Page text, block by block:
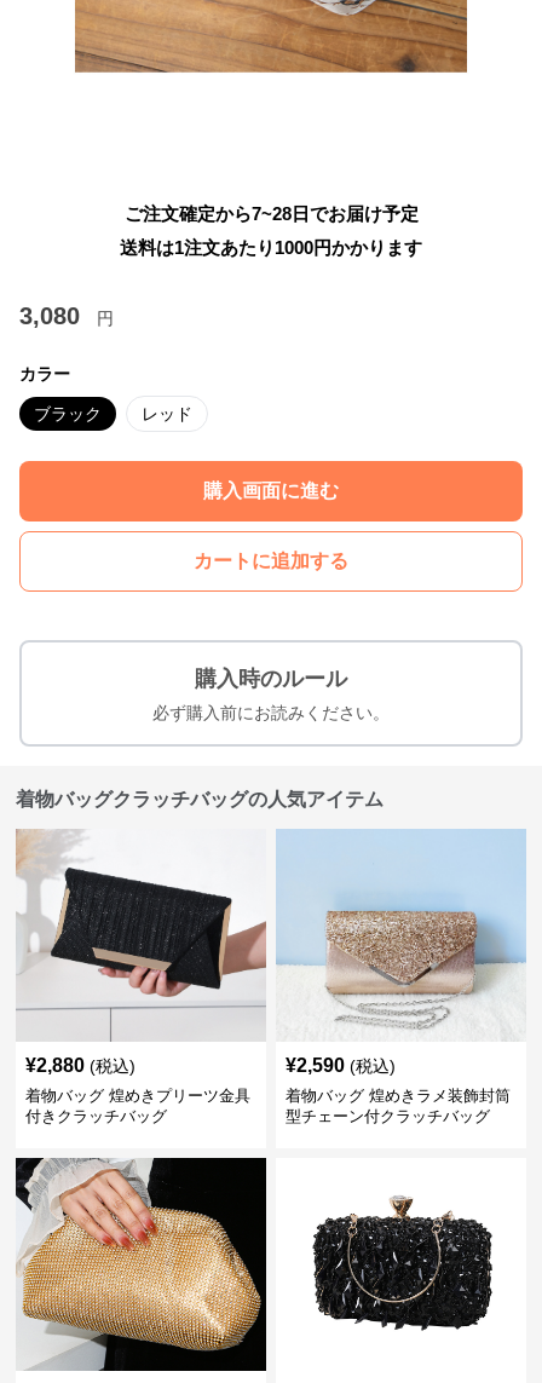
ご注文確定から7~28日でお届け予定
送料は1注文あたり 1000円かかります
3,080 円
カラー
ブラック レッド
購入画面に進む
カートに追加する
購入時のルール
必ず購入前にお読みください。
着物バッグクラッチバッグの人気アイテム
¥2,880 (税込)
着物バッグ 煌めきプリーツ金具
付きクラッチバッグ
¥2,590 (税込)
着物バッグ 煌めきラメ装飾封筒
型チェーン付クラッチバッグ